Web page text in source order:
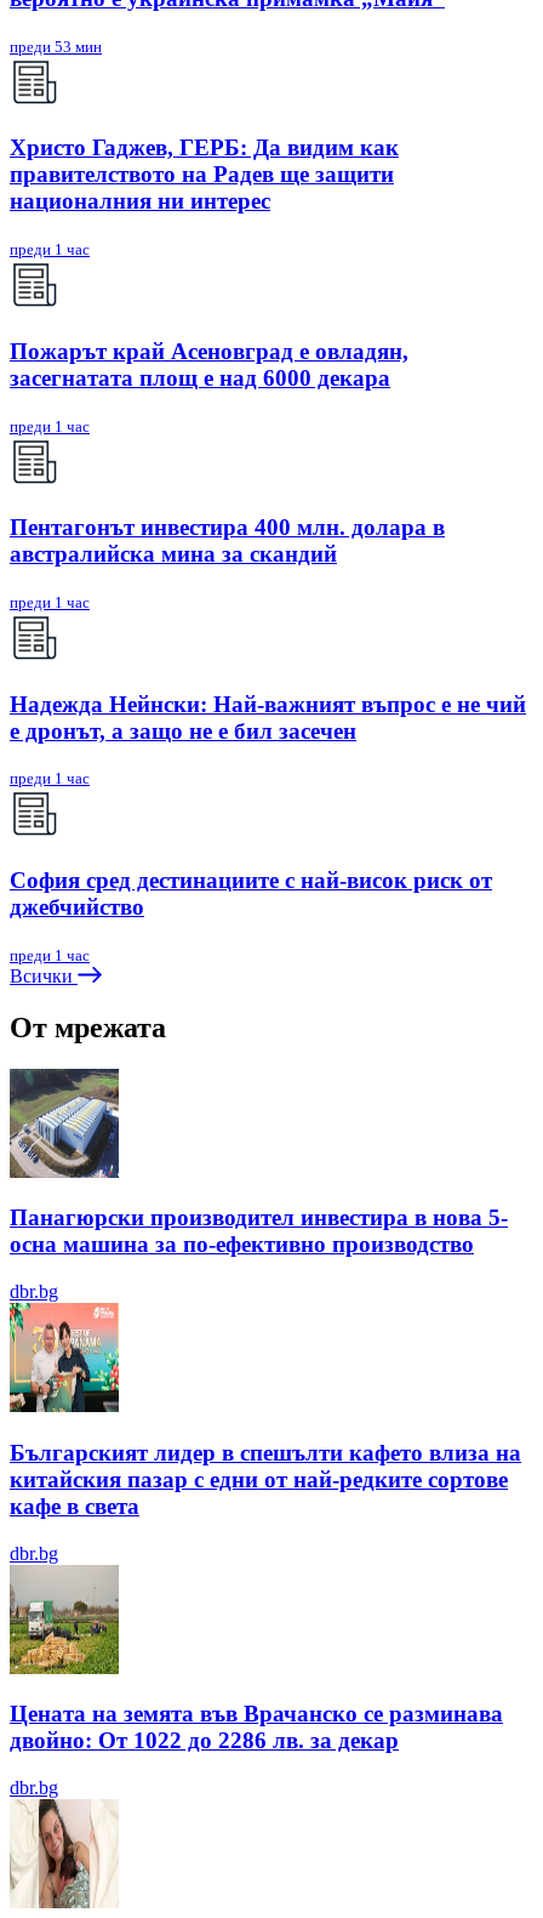
преди 53 мин
Христо Гаджев, ГЕРБ: Да видим как
правителството на Радев ще защити
националния ни интерес
преди 1 час
Пожарът край Асеновград е овладян,
засегнатата площ е над 6000 декара
преди 1 час
Пентагонът инвестира 400 млн. долара в
австралийска мина за скандий
преди 1 час
Надежда Нейнски: Най-важният въпрос е не чий
е дронът, а защо не е бил засечен
преди 1 час
София сред дестинациите с най-висок риск от
джебчийство
преди 1 час
Всички
От мрежата
Панагюрски производител инвестира в нова 5-
осна машина за по-ефективно производство
dbr.bg
Българският лидер в спешълти кафето влиза на
китайския пазар с едни от най-редките сортове
кафе в света
dbr.bg
Цената на земята във Врачанско се разминава
двойно: От 1022 до 2286 лв. за декар
dbr.bg